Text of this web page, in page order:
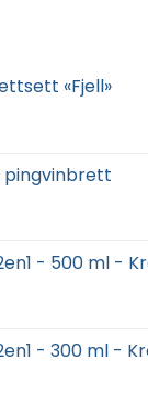
«Fjell»
pingvinbrett
- 500 ml -
- 300 ml -